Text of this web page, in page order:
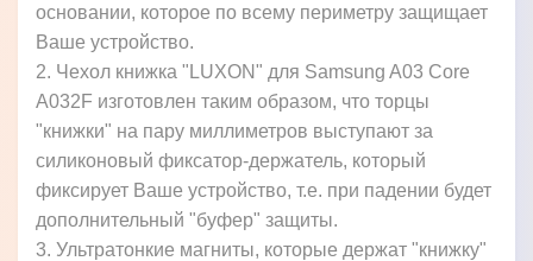
основании, которое по всему периметру защищает
Ваше устройство.
2. Чехол книжка "LUXON" для Samsung A03 Core
A032F изготовлен таким образом, что торцы
"книжки" на пару миллиметров выступают за
силиконовый фиксатор-держатель, который
фиксирует Ваше устройство, т.е. при падении будет
дополнительный "буфер" защиты.
3. Ультратонкие магниты, которые держат "книжку"